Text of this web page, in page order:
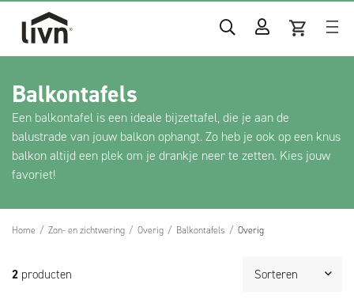
Balkontafels
Een balkontafel is een ideale bijzettafel, die je aan de
balustrade van jouw balkon ophangt. Zo heb je ook op een knus
balkon altijd een plek om je drankje neer te zetten. Kies jouw
favoriet!
Home / Zon- en zichtwering / Overig / Balkontafels / Overig
2 producten